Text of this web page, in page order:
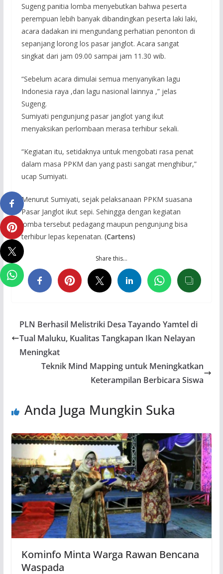
Sugeng panitia lomba menyebutkan bahwa peserta
perempuan lebih banyak dibandingkan peserta laki laki,
acara dadakan ini mengundang perhatian penonton di
sepanjang lorong los pasar janglot. Acara sangat
singkat dari jam 09.00 sampai jam 11.30 wib.
“Sebelum acara dimulai semua menyanyikan lagu
Indonesia raya ,dan lagu nasional lainnya ,” jelas
Sugeng.
Sumiyati pengunjung pasar janglot yang ikut
menyaksikan perlombaan merasa terhibur sekali.
“Kegiatan itu, setidaknya untuk mengobati rasa penat
dalam masa PPKM dan yang pasti sangat menghibur,”
ucap Sumiyati.
Menurut Sumiyati, sejak pelaksanaan PPKM suasana
Pasar Janglot ikut sepi. Sehingga dengan kegiatan
lomba tersebut pedagang maupun pengunjung bisa
terhibur lepas kepenatan. (Cartens)
Share this…
PLN Berhasil Melistriki Desa Tayando Yamtel di
Tual Maluku, Kualitas Tangkapan Ikan Nelayan
Meningkat
Teknik Mind Mapping untuk Meningkatkan
Keterampilan Berbicara Siswa
Anda Juga Mungkin Suka
Kominfo Minta Warga Rawan Bencana
Waspada